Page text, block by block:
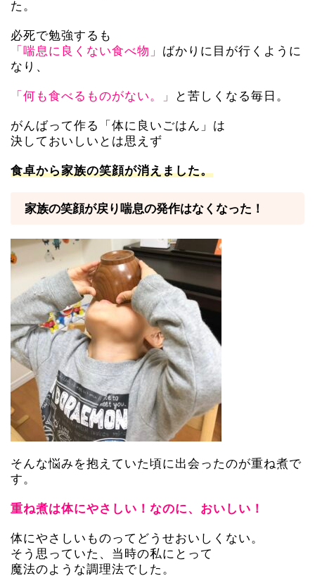
た。
必死で勉強するも
「喘息に良くない食べ物」 ばかりに目が行くように
なり、
「何も食べるものがない。」
と苦しくなる毎日。
がんばって作る「体に良いごはん」は
決しておいしいとは思えず
食卓から家族の笑顔が消えました。
家族の笑顔が戻り喘息の発作はなくなった！
そんな悩みを抱えていた頃に出会ったのが重ね煮で
す。
重ね煮は体にやさしい！なのに、おいしい！
体にやさしいものってどうせおいしくない。
そう思っていた、当時の私にとって
魔法のような調理法でした。